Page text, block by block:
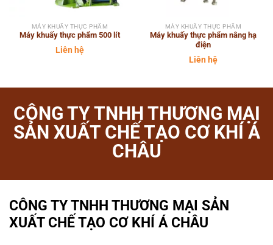
MÁY KHUẤY THỰC PHẨM
Máy khuấy thực phẩm 500 lít
Liên hệ
MÁY KHUẤY THỰC PHẨM
Máy khuấy thực phẩm nâng hạ
điện
Liên hệ
CÔNG TY TNHH THƯƠNG MẠI
SẢN XUẤT CHẾ TẠO CƠ KHÍ Á
CHÂU
CÔNG TY TNHH THƯƠNG MẠI SẢN
XUẤT CHẾ TẠO CƠ KHÍ Á CHÂU